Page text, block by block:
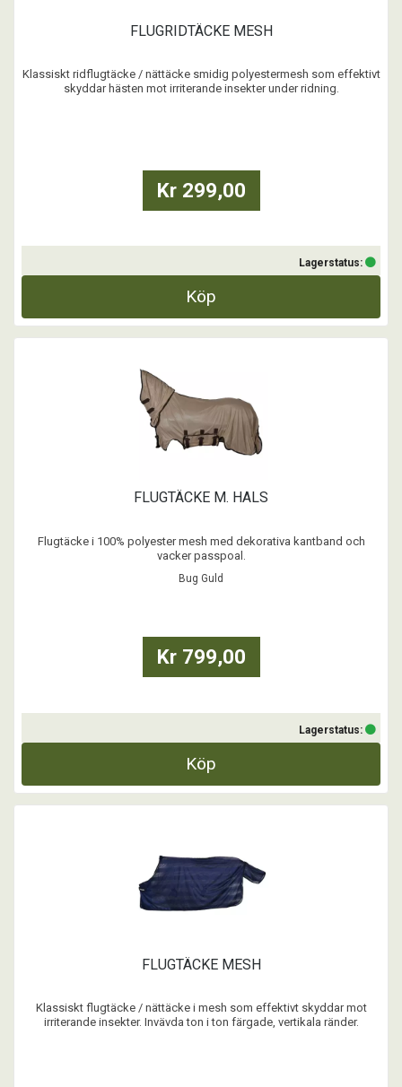
FLUGRIDTÄCKE MESH
Klassiskt ridflugtäcke / nättäcke smidig polyestermesh som effektivt
skyddar hästen mot irriterande insekter under ridning.
Kr 299,00
Lagerstatus:
Köp
FLUGTÄCKE M. HALS
Flugtäcke i 100% polyester mesh med dekorativa kantband och
vacker passpoal.
...
Bug Guld
Kr 799,00
Lagerstatus:
Köp
FLUGTÄCKE MESH
Klassiskt flugtäcke / nättäcke i mesh som effektivt skyddar mot
irriterande insekter. Invävda ton i ton färgade, vertikala ränder.